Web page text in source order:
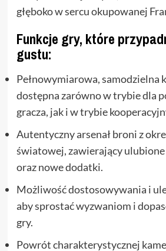
głęboko w sercu okupowanej
Funkcje gry, które
gustu:
Pełnowymiarowa, samodzielna
dostępna zarówno w trybie dla
gracza, jak i w trybie
Autentyczny arsenał broni z
światowej, zawierający
oraz nowe dodatki.
Możliwość dostosowywania i
aby sprostać wyzwaniom i
gry.
Powrót charakterystycznej